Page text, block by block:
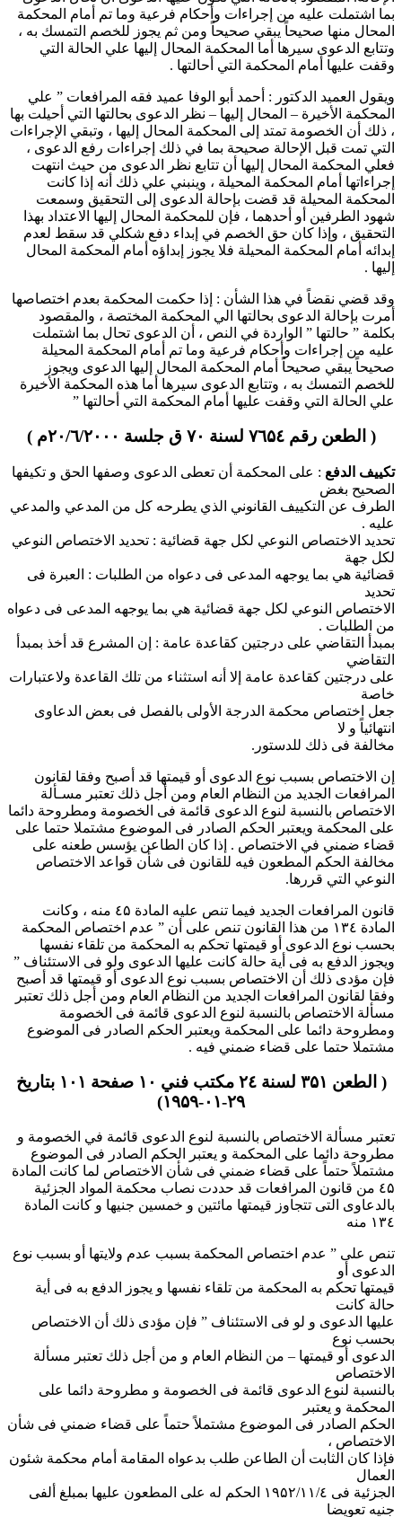
بما اشتملت عليه من إجراءات وأحكام فرعية وما تم أمام المحكمة
المحال منها صحيحاً يبقي صحيحاً ومن ثم يجوز للخصم التمسك به ،
وتتابع الدعوى سيرها أما المحكمة المحال إليها علي الحالة التي
وقفت عليها أمام المحكمة التي أحالتها .
ويقول العميد الدكتور : أحمد أبو الوفا عميد فقه المرافعات ” علي
المحكمة الأخيرة – المحال إليها – نظر الدعوى بحالتها التي أحيلت بها
، ذلك أن الخصومة تمتد إلى المحكمة المحال إليها ، وتبقي الإجراءات
التي تمت قبل الإحالة صحيحة بما في ذلك إجراءات رفع الدعوى ،
فعلي المحكمة المحال إليها أن تتابع نظر الدعوى من حيث انتهت
إجراءاتها أمام المحكمة المحيلة ، وينبني علي ذلك أنه إذا كانت
المحكمة المحيلة قد قضت بإحالة الدعوى إلى التحقيق وسمعت
شهود الطرفين أو أحدهما ، فإن للمحكمة المحال إليها الاعتداد بهذا
التحقيق ، وإذا كان حق الخصم في إبداء دفع شكلي قد سقط لعدم
إبدائه أمام المحكمة المحيلة فلا يجوز إبداؤه أمام المحكمة المحال
إليها .
وقد قضي نقضاً في هذا الشأن : إذا حكمت المحكمة بعدم اختصاصها
أمرت بإحالة الدعوى بحالتها الي المحكمة المختصة ، والمقصود
بكلمة ” حالتها ” الواردة في النص ، أن الدعوى تحال بما اشتملت
عليه من إجراءات وأحكام فرعية وما تم أمام المحكمة المحيلة
صحيحاً يبقي صحيحاً أمام المحكمة المحال إليها الدعوى ويجوز
للخصم التمسك به ، وتتابع الدعوى سيرها أما هذه المحكمة الأخيرة
علي الحالة التي وقفت عليها أمام المحكمة التي أحالتها ”
( الطعن رقم ۷٦۵٤ لسنة ۷۰ ق جلسة ۲۰/٦/۲۰۰۰م )
تكييف الدفع : على المحكمة أن تعطى الدعوى وصفها الحق و تكيفها
الصحيح بغض
الطرف عن التكييف القانوني الذي يطرحه كل من المدعي والمدعي
عليه .
تحديد الاختصاص النوعي لكل جهة قضائية : تحديد الاختصاص النوعي
لكل جهة
قضائية هي بما يوجهه المدعى فى دعواه من الطلبات : العبرة فى
تحديد
الاختصاص النوعي لكل جهة قضائية هي بما يوجهه المدعى فى دعواه
من الطلبات .
بمبدأ التقاضي على درجتين كقاعدة عامة : إن المشرع قد أخذ بمبدأ
التقاضي
على درجتين كقاعدة عامة إلا أنه استثناء من تلك القاعدة ولاعتبارات
خاصة
جعل اختصاص محكمة الدرجة الأولى بالفصل فى بعض الدعاوى
انتهائياً و لا
مخالفة فى ذلك للدستور.
إن الاختصاص بسبب نوع الدعوى أو قيمتها قد أصبح وفقا لقانون
المرافعات الجديد من النظام العام ومن أجل ذلك تعتبر مسـألة
الاختصاص بالنسبة لنوع الدعوى قائمة فى الخصومة ومطروحة دائما
على المحكمة ويعتبر الحكم الصادر فى الموضوع مشتملا حتما على
قضاء ضمني في الاختصاص . إذا كان الطاعن يؤسس طعنه على
مخالفة الحكم المطعون فيه للقانون فى شأن قواعد الاختصاص
النوعي التي قررها.
قانون المرافعات الجديد فيما تنص عليه المادة ٤۵ منه ، وكانت
المادة ۱۳٤ من هذا القانون تنص على أن ” عدم اختصاص المحكمة
بحسب نوع الدعوى أو قيمتها تحكم به المحكمة من تلقاء نفسها
ويجوز الدفع به فى أية حالة كانت عليها الدعوى ولو فى الاستئناف ”
فإن مؤدى ذلك أن الاختصاص بسبب نوع الدعوى أو قيمتها قد أصبح
وفقا لقانون المرافعات الجديد من النظام العام ومن أجل ذلك تعتبر
مسألة الاختصاص بالنسبة لنوع الدعوى قائمة فى الخصومة
ومطروحة دائما على المحكمة ويعتبر الحكم الصادر فى الموضوع
مشتملا حتما على قضاء ضمني فيه .
( الطعن ۳۵۱ لسنة ۲٤ مكتب فني ۱۰ صفحة ۱۰۱ بتاريخ
۲۹-۰۱-۱۹۵۹)
تعتبر مسألة الاختصاص بالنسبة لنوع الدعوى قائمة في الخصومة و
مطروحة دائما على المحكمة و يعتبر الحكم الصادر فى الموضوع
مشتملاً حتماً على قضاء ضمني فى شأن الاختصاص لما كانت المادة
٤۵ من قانون المرافعات قد حددت نصاب محكمة المواد الجزئية
بالدعاوى التى تتجاوز قيمتها مائتين و خمسين جنيها و كانت المادة
۱۳٤ منه
تنص على ” عدم اختصاص المحكمة بسبب عدم ولايتها أو بسبب نوع
الدعوى أو
قيمتها تحكم به المحكمة من تلقاء نفسها و يجوز الدفع به فى أية
حالة كانت
عليها الدعوى و لو فى الاستئناف ” فإن مؤدى ذلك أن الاختصاص
بحسب نوع
الدعوى أو قيمتها – من النظام العام و من أجل ذلك تعتبر مسألة
الاختصاص
بالنسبة لنوع الدعوى قائمة فى الخصومة و مطروحة دائما على
المحكمة و يعتبر
الحكم الصادر فى الموضوع مشتملاً حتماً على قضاء ضمني فى شأن
الاختصاص ،
فإذا كان الثابت أن الطاعن طلب بدعواه المقامة أمام محكمة شئون
العمال
الجزئية فى ۱۹۵۲/۱۱/٤ الحكم له على المطعون عليها بمبلغ ألفى
جنيه تعويضا